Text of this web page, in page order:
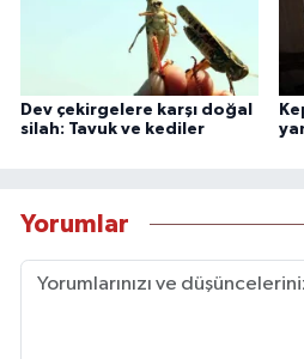
Dev çekirgelere karşı doğal
silah: Tavuk ve kediler
Yorumlar